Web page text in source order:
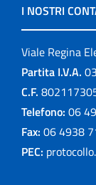
I NOSTRI
Viale Regina
Partita I.V.A.
C.F.
Telefono: 06
Fax: 06 4938
PEC: